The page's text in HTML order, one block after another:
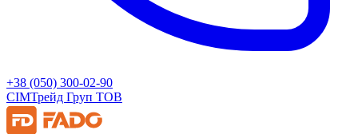
+38 (050) 300-02-90
СІМТрейд Груп ТОВ